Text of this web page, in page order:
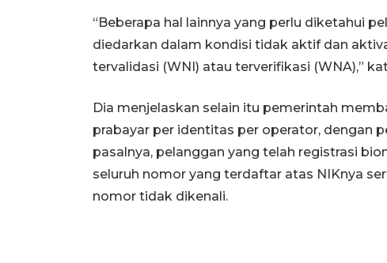
“Beberapa hal lainnya yang perlu diketahui
diedarkan dalam kondisi tidak aktif dan
tervalidasi (WNI) atau terverifikasi (WNA),”
Dia menjelaskan selain itu pemerintah
prabayar per identitas per operator, dengan
pasalnya, pelanggan yang telah registrasi
seluruh nomor yang terdaftar atas NIKnya
nomor tidak dikenali.